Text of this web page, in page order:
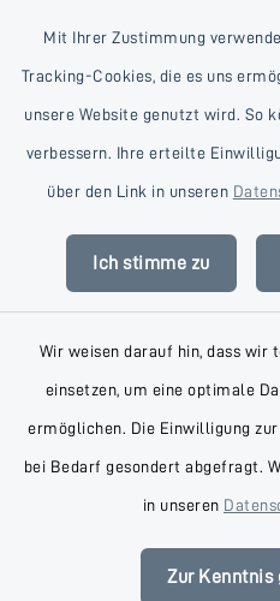
Mit Ihrer Zustimmung
Tracking-Cookies, die es uns
unsere Website genutzt wird. So
verbessern. Ihre erteilte
über den Link in unseren
Ich stimme zu
Wir weisen darauf hin, dass wir
einsetzen, um eine optimale
ermöglichen. Die Einwilligung
bei Bedarf gesondert abgefragt.
in unseren
Zur Kenntnis